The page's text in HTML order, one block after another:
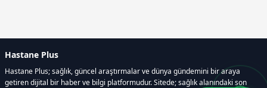
Hastane Plus
Hastane Plus; sağlık, güncel araştırmalar ve dünya gündemini bir araya
getiren dijital bir haber ve bilgi platformudur. Sitede; sağlık alanındaki son